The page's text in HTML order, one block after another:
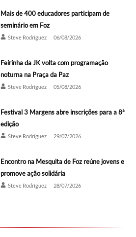
Mais de 400 educadores participam de
seminário em Foz
Steve Rodríguez 06/08/2026
Feirinha da JK volta com programação
noturna na Praça da Paz
Steve Rodríguez 05/08/2026
Festival 3 Margens abre inscrições para a 8ª
edição
Steve Rodríguez 29/07/2026
Encontro na Mesquita de Foz reúne jovens e
promove ação solidária
Steve Rodríguez 28/07/2026